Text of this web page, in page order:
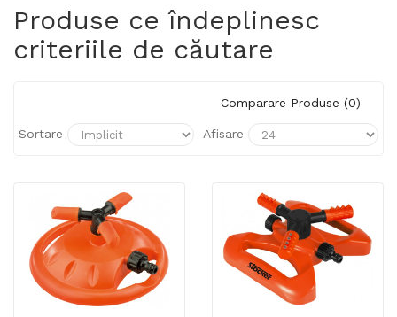
Produse ce îndeplinesc
criteriile de căutare
Comparare Produse (0)
Sortare Afisare